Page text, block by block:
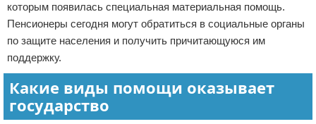
которым появилась специальная материальная помощь.
Пенсионеры сегодня могут обратиться в социальные органы
по защите населения и получить причитающуюся им
поддержку.
Какие виды помощи оказывает
государство